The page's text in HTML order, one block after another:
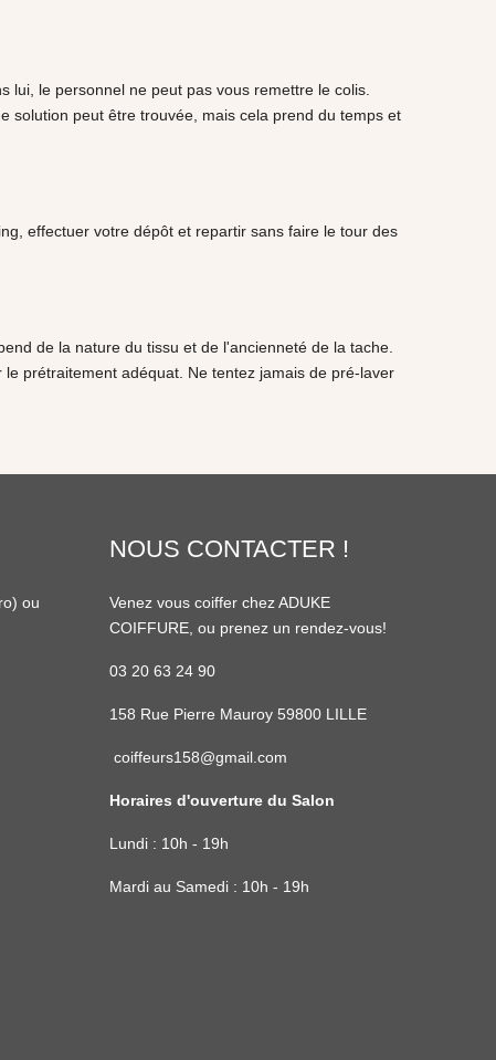
lui, le personnel ne peut pas vous remettre le colis.
solution peut être trouvée, mais cela prend du temps et
effectuer votre dépôt et repartir sans faire le tour des
de la nature du tissu et de l'ancienneté de la tache.
prétraitement adéquat. Ne tentez jamais de pré-laver
) ou
NOUS CONTACTER !
Venez vous coiffer chez ADUKE
COIFFURE, ou prenez un rendez-vous!
03 20 63 24 90
158 Rue Pierre Mauroy 59800 LILLE
coiffeurs158@gmail.com
Horaires d'ouverture du Salon
Lundi : 10h - 19h
Mardi au Samedi : 10h - 19h